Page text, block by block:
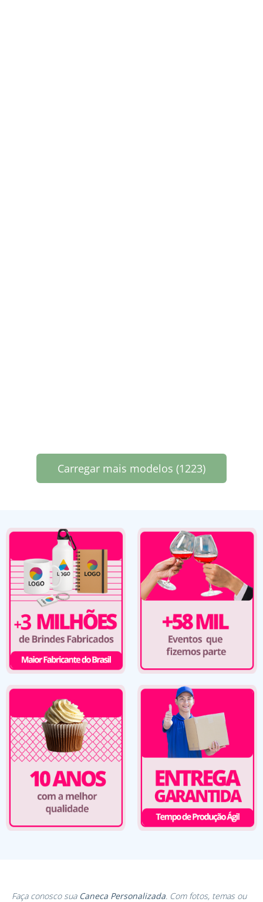
Carregar mais modelos (1223)
Faça conosco sua Caneca Personalizada . Com fotos, temas ou